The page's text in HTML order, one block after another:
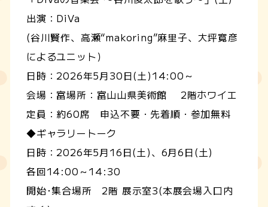
出演：DiVa
(谷川賢作、高瀬“makoring”麻里子、大坪寛彦
によるユニット）
日時：2026年5月30日(土)14:00～
会場：富場所：富山山県美術館 2階ホワイエ
定員：約60席 申込不要・先着順・参加無料
◆ギャラリートーク
日時：2026年5月16日(土)、6月6日(土)
各回14:00～14:30
開始･集合場所 2階 展示室3(本展会場入口内